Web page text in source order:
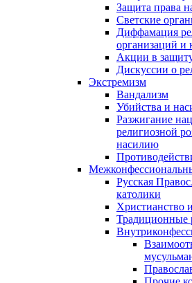
Защита права
Светские
Диффамация
организаций
Акции в
Дискуссии о
Экстремизм
Вандализм
Убийства и
Разжигание
религиозной
насилию
Русская
католики
Христианство
Традиционные